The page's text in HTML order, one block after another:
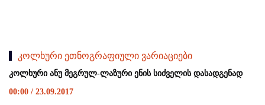
კოლხური ეთნოგრაფიული ვარიაციები
კოლხური ანუ მეგრულ-ლაზური ენის სიძველის დასადგენად
00:00 / 23.09.2017